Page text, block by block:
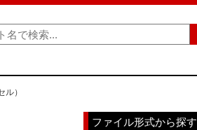
）
ファイル形式から探す